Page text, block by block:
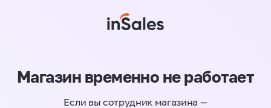
Магазин временно не работает
Если вы сотрудник магазина —